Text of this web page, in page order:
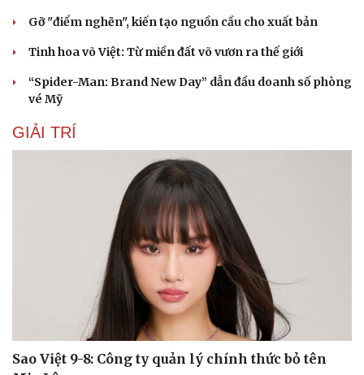
Gỡ "điểm nghẽn", kiến tạo nguồn cầu cho xuất bản
Tinh hoa võ Việt: Từ miền đất võ vươn ra thế giới
“Spider-Man: Brand New Day” dẫn đầu doanh số phòng
vé Mỹ
GIẢI TRÍ
Sao Việt 9-8: Công ty quản lý chính thức bỏ tên